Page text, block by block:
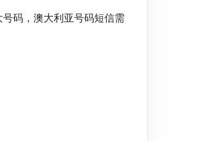
码，澳大利亚号码短信需